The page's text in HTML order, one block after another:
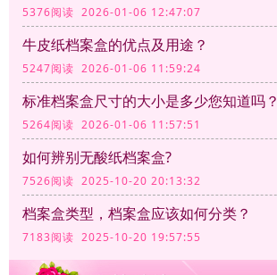
5376阅读 2026-01-06 12:47:07
牛皮纸档案盒的优点及用途？
5247阅读 2026-01-06 11:59:24
标准档案盒尺寸的大小是多少您知道吗？
5264阅读 2026-01-06 11:57:51
如何辨别无酸纸档案盒?
7526阅读 2025-10-20 20:13:32
档案盒类型，档案盒应该如何分类？
7183阅读 2025-10-20 19:57:55